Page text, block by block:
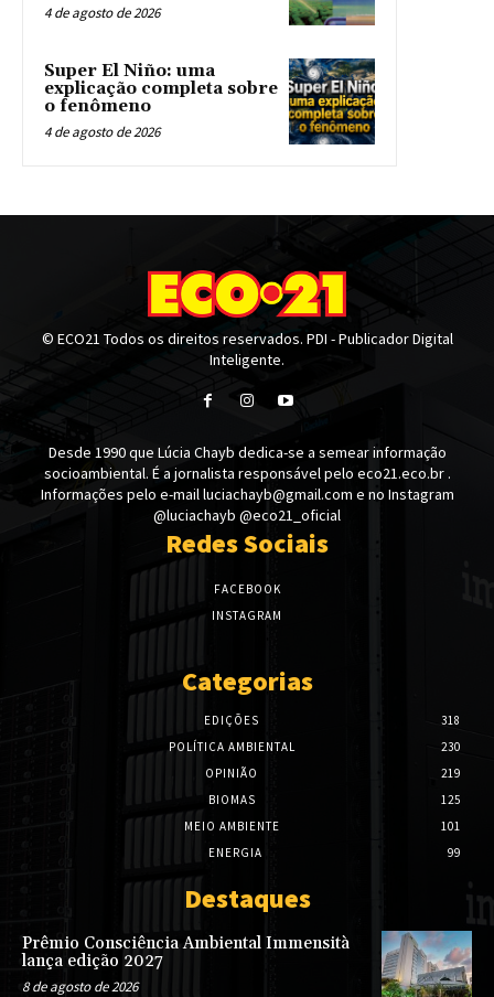
4 de agosto de 2026
Super El Niño: uma
explicação completa sobre
o fenômeno
4 de agosto de 2026
© ECO21 Todos os direitos reservados. PDI - Publicador Digital
Inteligente.
Desde 1990 que Lúcia Chayb dedica-se a semear informação
socioambiental. É a jornalista responsável pelo eco21.eco.br .
Informações pelo e-mail luciachayb@gmail.com e no Instagram
@luciachayb @eco21_oficial
Redes Sociais
FACEBOOK
INSTAGRAM
Categorias
EDIÇÕES
318
POLÍTICA AMBIENTAL
230
OPINIÃO
219
BIOMAS
125
MEIO AMBIENTE
101
ENERGIA
99
Destaques
Prêmio Consciência Ambiental Immensità
lança edição 2027
8 de agosto de 2026